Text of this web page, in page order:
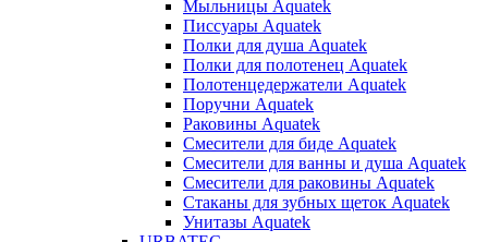
Мыльницы Aquatek
Писсуары Aquatek
Полки для душа Aquatek
Полки для полотенец Aquatek
Полотенцедержатели Aquatek
Поручни Aquatek
Раковины Aquatek
Смесители для биде Aquatek
Смесители для ванны и душа Aquatek
Смесители для раковины Aquatek
Стаканы для зубных щеток Aquatek
Унитазы Aquatek